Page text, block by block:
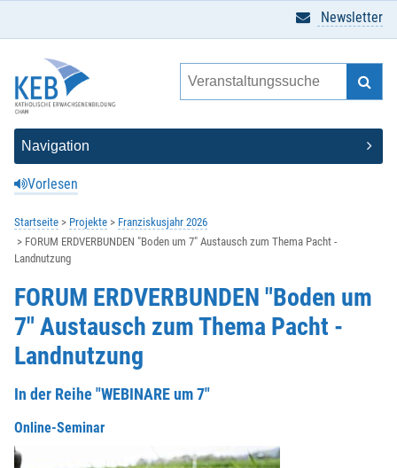
Vorlesen
Newsletter
Startseite Projekte
Franziskusjahr 2026
FORUM ERDVERBUNDEN "Boden um 7" Austausch zum Thema Pacht -
Landnutzung
FORUM ERDVERBUNDEN "Boden um
7" Austausch zum Thema Pacht -
Landnutzung
In der Reihe "WEBINARE um 7"
Online-Seminar